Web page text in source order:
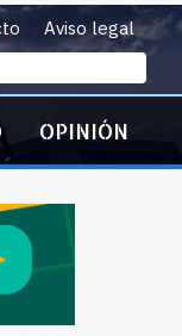
Aviso legal
OPINIÓN